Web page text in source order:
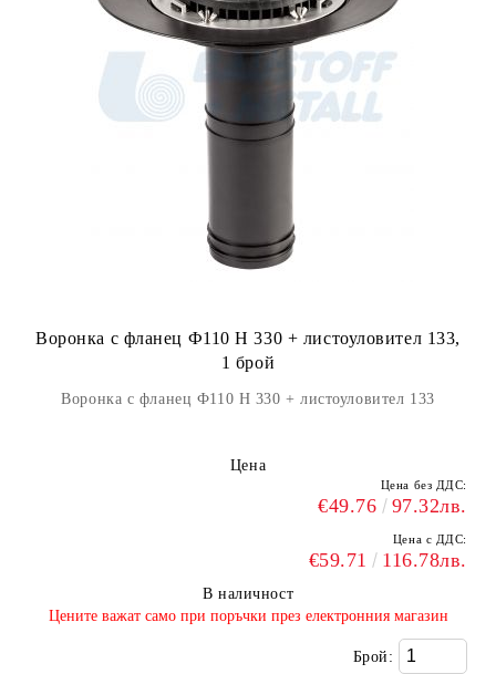
Воронка с фланец Ф110 H 330 + листоуловител 133,
1 брой
Воронка с фланец Ф110 H 330 + листоуловител 133
Цена
Цена без ДДС:
€49.76 97.32лв.
Цена с ДДС:
€59.71 116.78лв.
В наличност
​Цените важат само при поръчки през електронния магазин
Брой: